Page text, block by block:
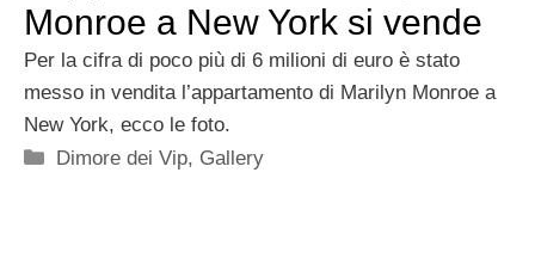
Monroe a New York si vende
Per la cifra di poco più di 6 milioni di euro è stato
messo in vendita l’appartamento di Marilyn Monroe a
New York, ecco le foto.
Categorie
Dimore dei Vip, Gallery